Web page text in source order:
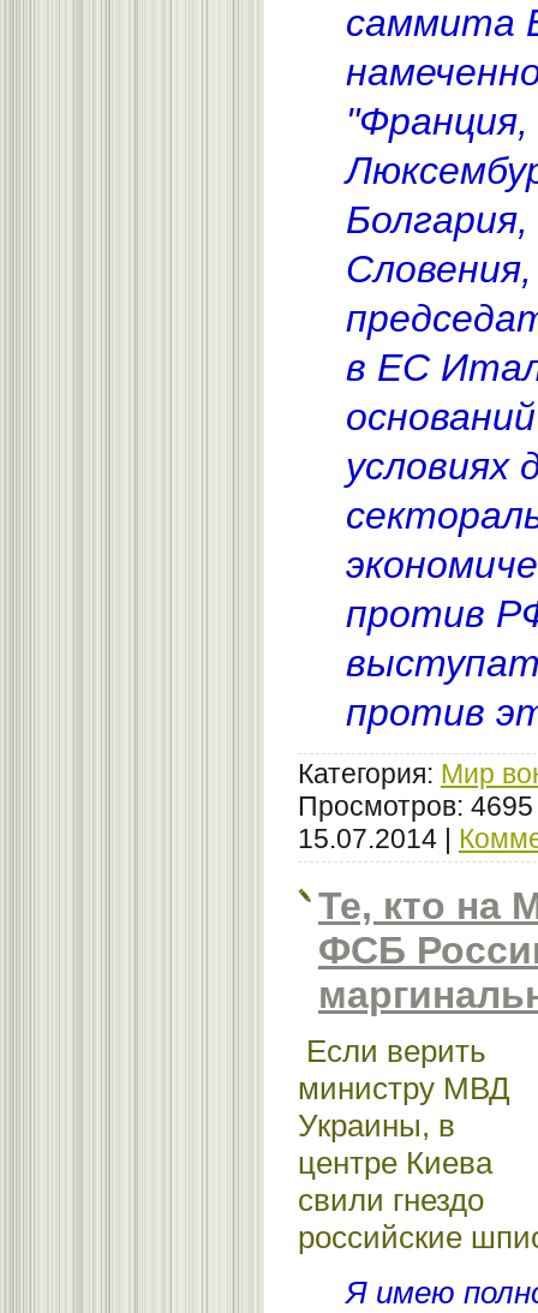
саммита
в ЕС
условиях
против
против
Категория: Мир
Просмотров:
15.07.2014 |
Те, кто на
ФСБ
Если верить
министру МВД
Украины, в
центре Киева
свили гнездо
российские
Я имею